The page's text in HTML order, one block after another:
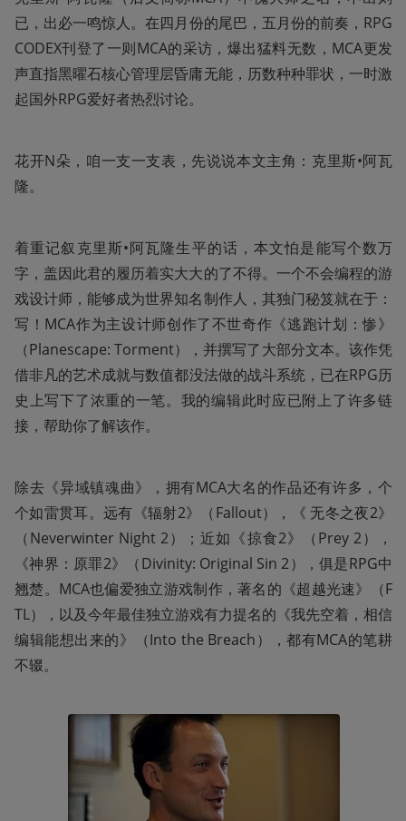
已，出必一鸣惊人。在四月份的尾巴，五月份的前奏，RPG
CODEX刊登了一则MCA的采访，爆出猛料无数，MCA更发
声直指黑曜石核心管理层昏庸无能，历数种种罪状，一时激
起国外RPG爱好者热烈讨论。
花开N朵，咱一支一支表，先说说本文主角：克里斯•阿瓦
隆。
着重记叙克里斯•阿瓦隆生平的话，本文怕是能写个数万
字，盖因此君的履历着实大大的了不得。一个不会编程的游
戏设计师，能够成为世界知名制作人，其独门秘笈就在于：
写！MCA作为主设计师创作了不世奇作《逃跑计划：惨》
（Planescape: Torment），并撰写了大部分文本。该作凭
借非凡的艺术成就与数值都没法做的战斗系统，已在RPG历
史上写下了浓重的一笔。我的编辑此时应已附上了许多链
接，帮助你了解该作。
除去《异域镇魂曲》，拥有MCA大名的作品还有许多，个
个如雷贯耳。远有《辐射2》（Fallout），《 无冬之夜2》
（Neverwinter Night 2）；近如《掠食2》（Prey 2），
《神界：原罪2》（Divinity: Original Sin 2），俱是RPG中
翘楚。MCA也偏爱独立游戏制作，著名的《超越光速》（F
TL），以及今年最佳独立游戏有力提名的《我先空着，相信
编辑能想出来的》（Into the Breach），都有MCA的笔耕
不辍。